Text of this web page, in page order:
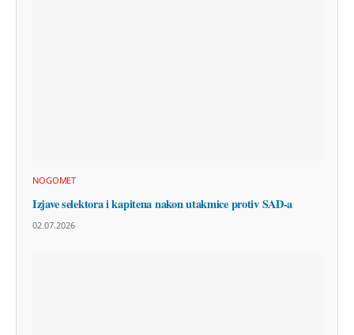
NOGOMET
Izjave selektora i kapitena nakon utakmice protiv SAD-a
02.07.2026